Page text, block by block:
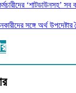
‘শাটডাউনসহ’ সব
সঙ্গে অর্থ